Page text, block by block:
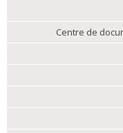
Centre de